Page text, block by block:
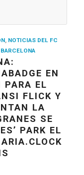
, NOTICIAS DEL FC
EN
PARA EL
FLICK Y
LA
SE
PARK EL